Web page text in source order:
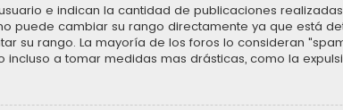
e indican la cantidad de publicaciones
puede cambiar su rango directamente ya que está
su rango. La mayoría de los foros lo consideran
a tomar medidas mas drásticas, como la